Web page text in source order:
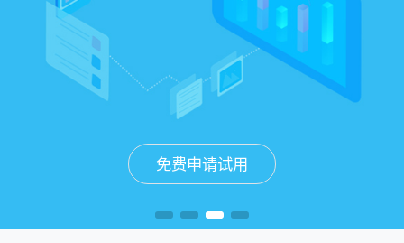
免费申请试用
免费申请试用
免费申请试用
免费申请试用